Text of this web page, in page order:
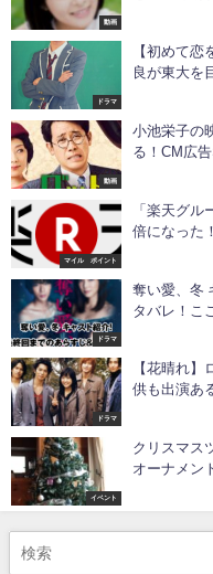
動画
ドラマ
【初めて
良が東大を
動画
小池栄子の
る！CM広
マイル ポイント
「楽天グ
倍になった！
ドラマ
奪い愛、冬
タバレ！こ
ドラマ
【花晴れ
供も出演あ
イベント
クリスマス
オーナメン